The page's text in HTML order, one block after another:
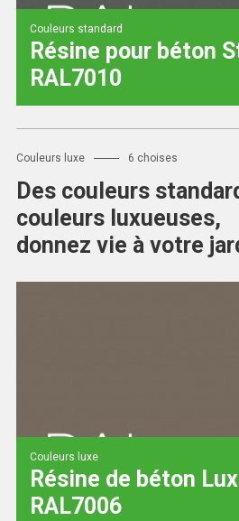
Couleurs standard
Résine pour béton
RAL7010
Couleurs luxe 6 choises
Des couleurs
couleurs luxueuses,
donnez vie à votre
Couleurs luxe
Résine de béton
RAL7006